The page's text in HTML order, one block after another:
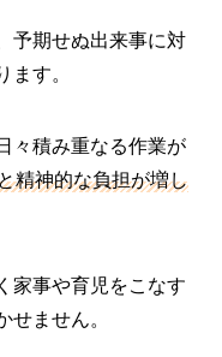
予期せぬ出来事に対
ます。
々積み重なる作業が
精神的な負担が増し
家事や育児をこなす
せません。